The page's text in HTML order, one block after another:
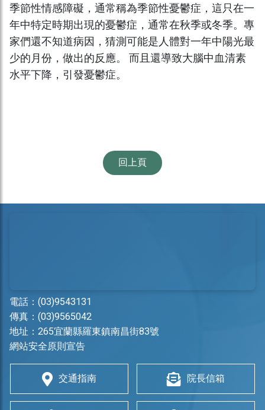
季節性情感障礙，通常稱為季節性憂鬱症，這只在一
年中特定時期出現的憂鬱症，通常在秋季或冬季。專
家們還不知道病因，猜測可能是人體對一年中陽光最
少的月份，做出的反應。 而且還導致大腦中血清素
水平下降，引發憂鬱症。
回上頁
電話： (03)9543131
傳真：(03)9565042
地址： 265宜蘭縣羅東鎮南昌街83號
網站安全原則宣告
交通指南 院長信箱